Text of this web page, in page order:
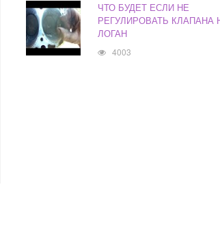
ЧТО БУДЕТ ЕСЛИ НЕ
РЕГУЛИРОВАТЬ КЛАПАНА
ЛОГАН
4003